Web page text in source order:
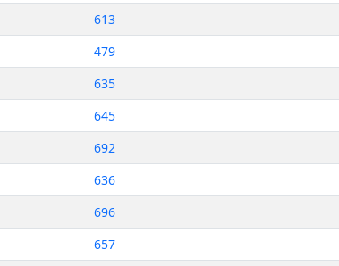
613
479
635
645
692
636
696
657